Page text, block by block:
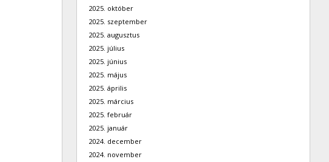
2025. október
2025. szeptember
2025. augusztus
2025. július
2025. június
2025. május
2025. április
2025. március
2025. február
2025. január
2024. december
2024. november